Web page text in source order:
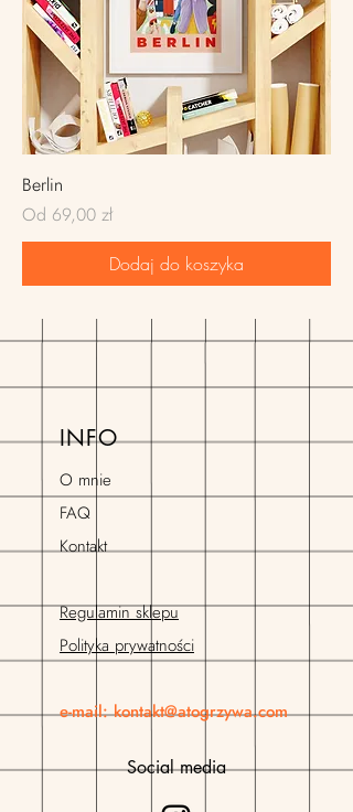
Berlin
Od 69,00 zł
Cena rabatowa
Dodaj do koszyka
INFO
O mnie
FAQ
Kontakt
Regulamin sklepu
Polityka prywatności
e-mail:kontakt@atogrzywa.com
Social media